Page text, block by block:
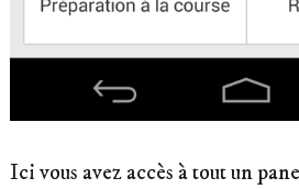
Ici vous avez accès à tout un